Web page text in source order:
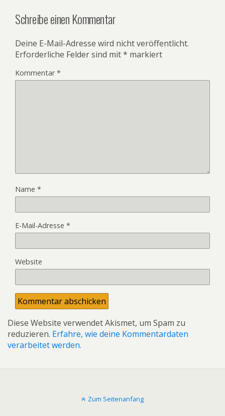
Schreibe einen Kommentar
Deine E-Mail-Adresse wird nicht veröffentlicht.
Erforderliche Felder sind mit* markiert
Kommentar*
Name *
E-Mail-Adresse *
Website
Diese Website verwendet Akismet, um Spam zu
reduzieren. Erfahre, wie deine Kommentardaten
verarbeitet werden.
Zum Seitenanfang